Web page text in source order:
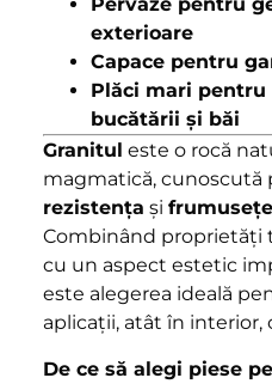
exterioare
Capace pentru
Plăci mari
bucătării și băi
Granitul este o rocă
magmatică, cunoscută
rezistența și
Combinând proprietăți
cu un aspect estetic
este alegerea ideală
aplicații, atât în interior,
De ce să alegi piese